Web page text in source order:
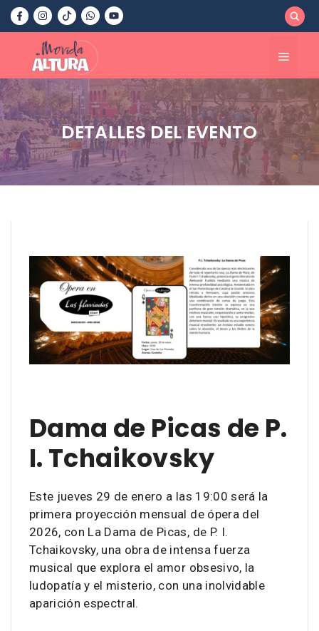
Saltar
contenido
Menú
DETALLES DEL EVENTO
Dama de Picas de P.
I. Tchaikovsky
Este jueves 29 de enero a las 19:00 será la
primera proyección mensual de ópera del
2026, con La Dama de Picas, de P. I.
Tchaikovsky, una obra de intensa fuerza
musical que explora el amor obsesivo, la
ludopatía y el misterio, con una inolvidable
aparición espectral.